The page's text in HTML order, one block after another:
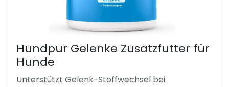
Hundpur Gelenke Zusatzfutter für
Hunde
Unterstützt Gelenk-Stoffwechsel bei